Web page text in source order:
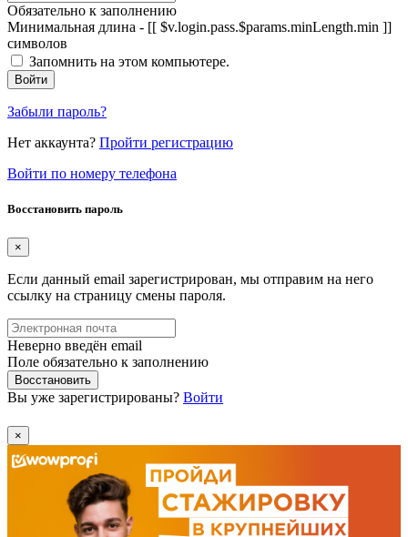
Обязательно к заполнению
Минимальная длина - [[ $v.login.pass.$params.minLength.min ]]
символов
Запомнить на этом компьютере.
Войти
Забыли пароль?
Нет аккаунта? Пройти регистрацию
Войти по номеру телефона
Восстановить пароль
×
Если данный email зарегистрирован, мы отправим на него
ссылку на страницу смены пароля.
Неверно введён email
Поле обязательно к заполнению
Восстановить
Вы уже зарегистрированы? Войти
×